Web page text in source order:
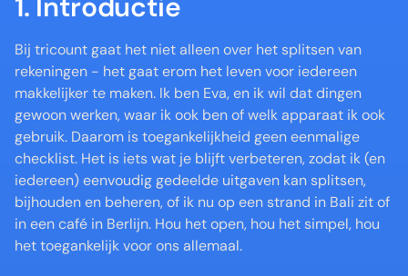
Bij tricount gaat het niet alleen over het splitsen van
rekeningen - het gaat erom het leven voor iedereen
makkelijker te maken. Ik ben Eva, en ik wil dat dingen
gewoon werken, waar ik ook ben of welk apparaat ik ook
gebruik. Daarom is toegankelijkheid geen eenmalige
checklist. Het is iets wat je blijft verbeteren, zodat ik (en
iedereen) eenvoudig gedeelde uitgaven kan splitsen,
bijhouden en beheren, of ik nu op een strand in Bali zit of
in een café in Berlijn. Hou het open, hou het simpel, hou
het toegankelijk voor ons allemaal.